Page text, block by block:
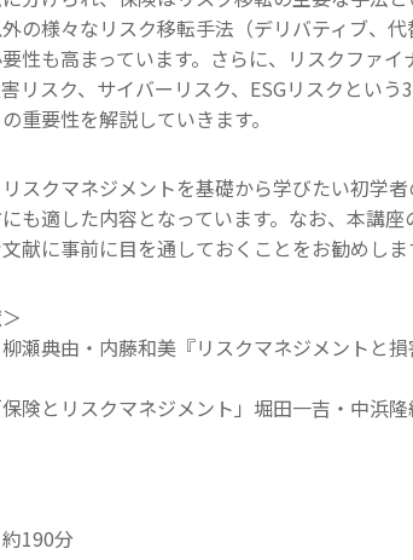
の様々なリスク移転手法（デリバティブ、
性も高まっています。さらに、リスクファ
リスク、サイバーリスク、ESGリスクとい
重要性を解説していきます。
スクマネジメントを基礎から学びたい初学
も適した内容となっています。なお、本講座
献に事前に目を通しておくことをお勧めしま
瀬典由・内藤和美『リスクマネジメントと
険とリスクマネジメント」堀田一吉・中浜
190分